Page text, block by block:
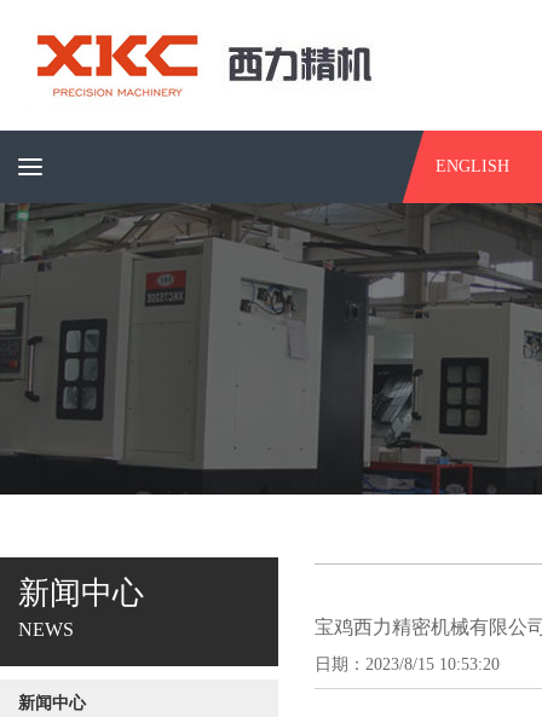
ENGLISH
新闻中心
NEWS
新闻中心
宝鸡西力精密机械有限公
日期：2023/8/15 10:53:20